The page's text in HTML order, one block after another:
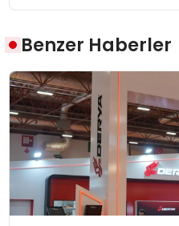
Benzer Haberler